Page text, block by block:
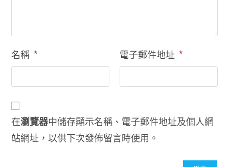
名稱 * 電子郵件地址 *
在瀏覽器中儲存顯示名稱、電子郵件地址及個人網
站網址，以供下次發佈留言時使用。